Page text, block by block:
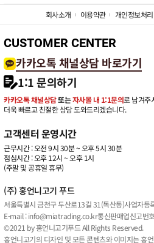
회사소개 이용약관 개인정보처
CUSTOMER CENTER
카카오톡 채널상담 바로가기
1:1 문의하기
카카오톡 채널상담또는자사몰 내 1:1문의로 남겨주
더욱 빠르고 친절한 상담 도와드리겠습니다.
고객센터 운영시간
근무시간 : 오전 9시 30분 ~ 오후 5시 30분
점심시간 : 오후 12시 ~ 오후 1시
(주말 및 공휴일 휴무)
(주) 홍언니고기 푸드
서울특별시 금천구 두산로13길 31(독산동)사업자등
E-mail : info@miatrading.co.kr통신판매업신고번
©2021 by 홍언니고기푸드 All Rights Reserved.
홍언니고기의 디자인 및 모든 콘텐츠와 이미지는 홍